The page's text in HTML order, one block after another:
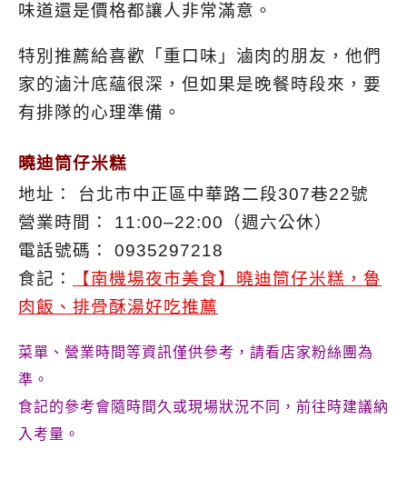
味道還是價格都讓人非常滿意。
特別推薦給喜歡「重口味」滷肉的朋友，他們
家的滷汁底蘊很深，但如果是晚餐時段來，要
有排隊的心理準備。
曉迪筒仔米糕
地址： 台北市中正區中華路二段307巷22號
營業時間： 11:00–22:00（週六公休）
電話號碼： 0935297218
食記：
【南機場夜市美食】曉迪筒仔米糕，魯
肉飯、排骨酥湯好吃推薦
菜單、營業時間等資訊僅供參考，請看店家粉絲團為
準。
食記的參考會隨時間久或現場狀況不同，前往時建議納
入考量。